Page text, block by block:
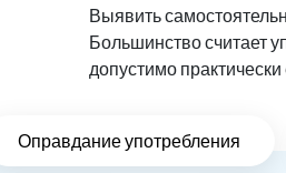
Выявить
Большинство считает
допустимо
Оправдание употребления